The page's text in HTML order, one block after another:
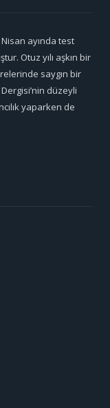
Nisan ayında test
Otuz yılı aşkın bir
saygın bir
düzeyli
yaparken de